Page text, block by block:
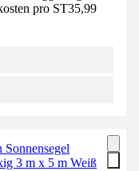
pro ST35,99
Sonnensegel
3 m x 5 m Weiß